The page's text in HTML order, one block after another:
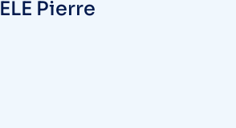
Pierre